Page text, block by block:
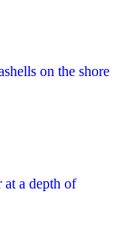
on the shore
a depth of